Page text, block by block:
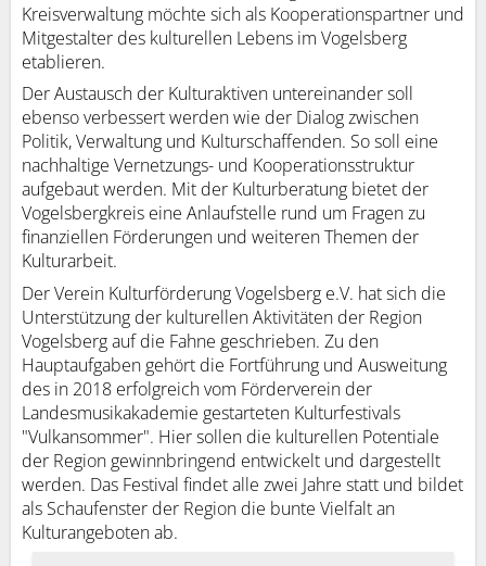
Kreisverwaltung möchte sich als Kooperationspartner und
Mitgestalter des kulturellen Lebens im Vogelsberg
etablieren.
Der Austausch der Kulturaktiven untereinander soll
ebenso verbessert werden wie der Dialog zwischen
Politik, Verwaltung und Kulturschaffenden. So soll eine
nachhaltige Vernetzungs- und Kooperationsstruktur
aufgebaut werden. Mit der Kulturberatung bietet der
Vogelsbergkreis eine Anlaufstelle rund um Fragen zu
finanziellen Förderungen und weiteren Themen der
Kulturarbeit.
Der Verein Kulturförderung Vogelsberg e.V. hat sich die
Unterstützung der kulturellen Aktivitäten der Region
Vogelsberg auf die Fahne geschrieben. Zu den
Hauptaufgaben gehört die Fortführung und Ausweitung
des in 2018 erfolgreich vom Förderverein der
Landesmusikakademie gestarteten Kulturfestivals
"Vulkansommer". Hier sollen die kulturellen Potentiale
der Region gewinnbringend entwickelt und dargestellt
werden. Das Festival findet alle zwei Jahre statt und bildet
als Schaufenster der Region die bunte Vielfalt an
Kulturangeboten ab.